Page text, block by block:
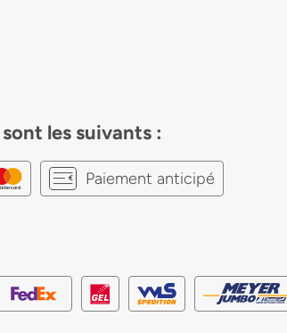
sont les suivants :
Paiement anticipé